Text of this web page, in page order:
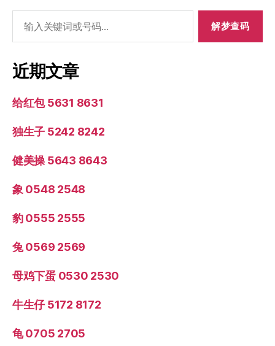
索：
近期文章
给红包 5631 8631
独生子 5242 8242
健美操 5643 8643
象 0548 2548
豹 0555 2555
兔 0569 2569
母鸡下蛋 0530 2530
牛生仔 5172 8172
龟 0705 2705